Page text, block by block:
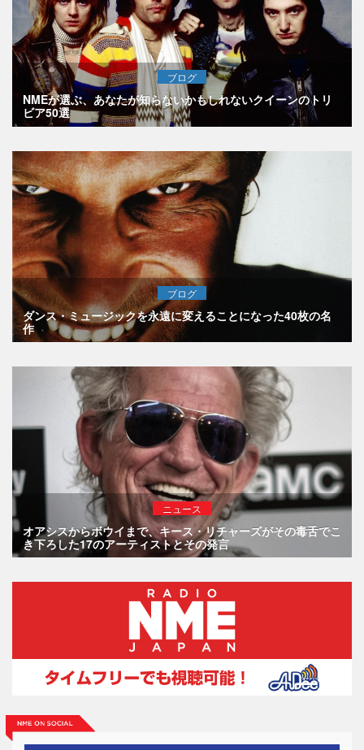
ブログ
NMEが選ぶ、あなたが知らないかもしれないクイーンのトリ
ビア50選
ブログ
ダンス・ミュージックを永遠に変えることになった40枚の名
作
ニュース
オアシスからボウイまで、キース・リチャーズがその毒舌でこ
き下ろした17のアーティストとその発言